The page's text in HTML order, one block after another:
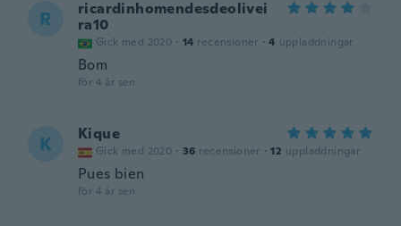
R
ricardinhomendesdeolivei
ra10
Gick med 2020 · 14 recensioner · 4 uppladdningar
Bom
för 4 år sen
K Kique
Gick med 2020 · 36 recensioner · 12 uppladdningar
Pues bien
för 4 år sen